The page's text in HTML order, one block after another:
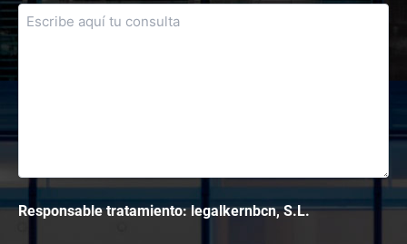
Responsable tratamiento: legalkernbcn, S.L.